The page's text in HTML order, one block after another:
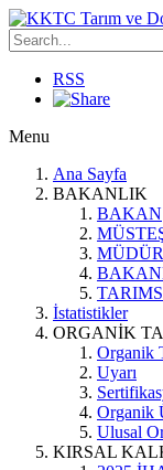
RSS
Menu
Ana Sayfa
BAKANLIK
BAKAN
İstatistikler
ORGANİK
Organik
Uyarı
Organik
Ulusal
KIRSAL